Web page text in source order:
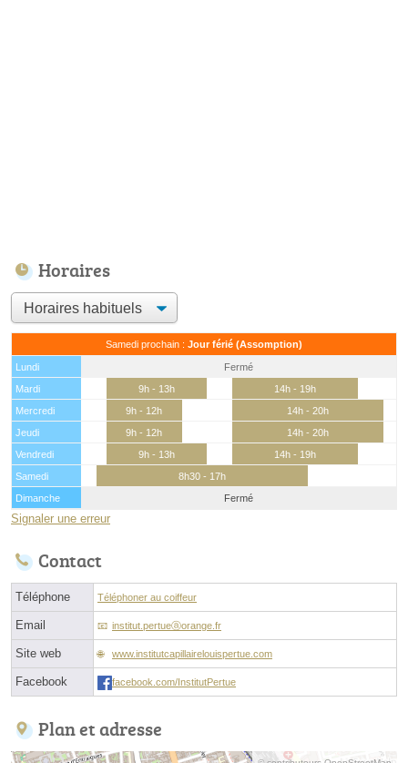
Horaires
Samedi prochain : Jour férié (Assomption)
Lundi
Fermé
Mardi
9h - 13h
14h - 19h
Mercredi
9h - 12h
14h - 20h
Jeudi
9h - 12h
14h - 20h
Vendredi
9h - 13h
14h - 19h
Samedi
8h30 - 17h
Dimanche
Fermé
Signaler une erreur
Contact
Téléphone Téléphoner au coiffeur
Email institut.pertueⓐorange.fr
Site web www.institutcapillairelouispertue.com
Facebook facebook.com/InstitutPertue
Plan et adresse